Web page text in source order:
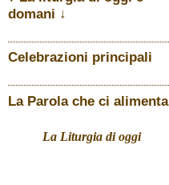
domani ↓
Celebrazioni principali
La Parola che ci alimenta
La Liturgia di oggi